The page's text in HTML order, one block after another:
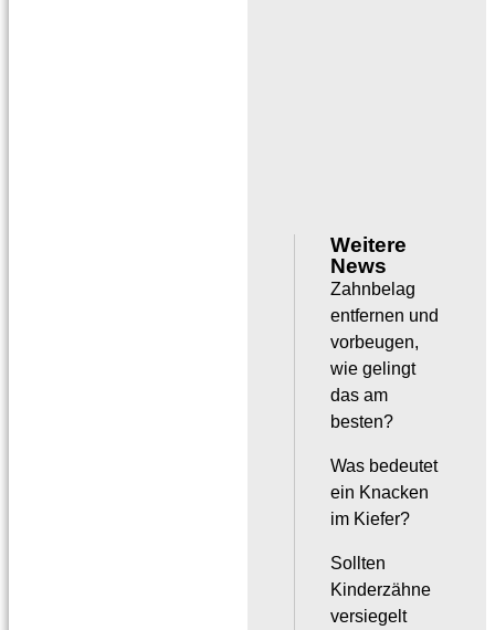
Weitere
News
Zahnbelag
entfernen und
vorbeugen,
wie gelingt
das am
besten?
Was bedeutet
ein Knacken
im Kiefer?
Sollten
Kinderzähne
versiegelt